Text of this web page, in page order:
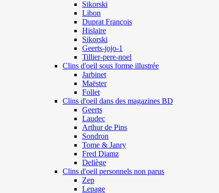
Sikorski
Libon
Duprat François
Hislaire
Sikorski
Geerts-jojo-1
Tillier-pere-noel
Clins d'oeil sous forme illustrée
Jarbinet
Maëster
Follet
Clins d'oeil dans des magazines BD
Geerts
Laudec
Arthur de Pins
Sondron
Tome & Janry
Fred Diamz
Deliège
Clins d'oeil personnels non parus
Zep
Lepage